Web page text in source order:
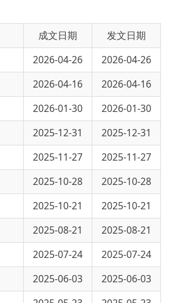
2026-04-26
2026-04-16
2026-01-30
2025-12-31
2025-11-27
2025-10-28
2025-10-21
2025-08-21
2025-07-24
2025-06-03
2025-05-23
2025-04-29
2025-03-28